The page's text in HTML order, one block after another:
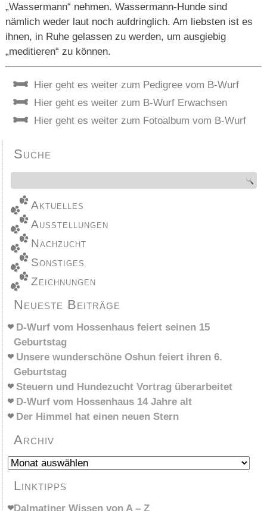
„Wassermann“ nehmen. Wassermann-Hunde sind
nämlich weder laut noch aufdringlich. Am liebsten ist es
ihnen, in Ruhe gelassen zu werden, um ausgiebig
„meditieren“ zu können.
Hier geht es weiter zum Pedigree vom B-Wurf
Hier geht es weiter zum B-Wurf Erwachsen
Hier geht es weiter zum Fotoalbum vom B-Wurf
Suche
Aktuelles
Ausstellungen
Nachzucht
Sonstiges
Zeichnungen
Neueste Beiträge
D-Wurf vom Hossenhaus feiert seinen 15
Geburtstag
Unsere wunderschöne Oshun feiert ihren 6.
Geburtstag
Steuern und Hundezucht Vortrag überarbeitet
D-Wurf vom Hossenhaus 14 Jahre alt
Der Himmel hat einen neuen Stern
Archiv
Archiv
Linktipps
Dalmatiner Wissen von A – Z